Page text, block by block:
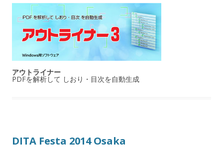
アウトライナー
PDFを解析して しおり・目次を自動生成
DITA Festa 2014 Osaka